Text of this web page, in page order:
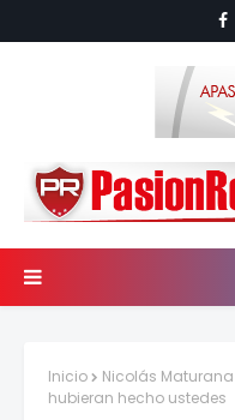
Inicio Nicolás Maturana
hubieran hecho ustedes